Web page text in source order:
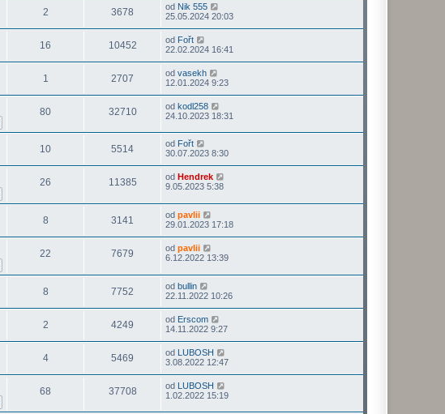
2 3678 od Nik 555
25.05.2024 20:03
16 10452 od Fořt
22.02.2024 16:41
1 2707 od vasekh
12.01.2024 9:23
80 32710 od kodl258
24.10.2023 18:31
10 5514 od Fořt
30.07.2023 8:30
26 11385 od Hendrek
9.05.2023 5:38
8 3141 od pavlii
29.01.2023 17:18
22 7679 od pavlii
6.12.2022 13:39
8 7752 od bullin
22.11.2022 10:26
2 4249 od Erscom
14.11.2022 9:27
4 5469 od LUBOSH
3.08.2022 12:47
68 37708 od LUBOSH
1.02.2022 15:19